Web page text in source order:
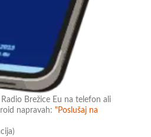
Brežice Eu na telefon ali
napravah:"Poslušaj na